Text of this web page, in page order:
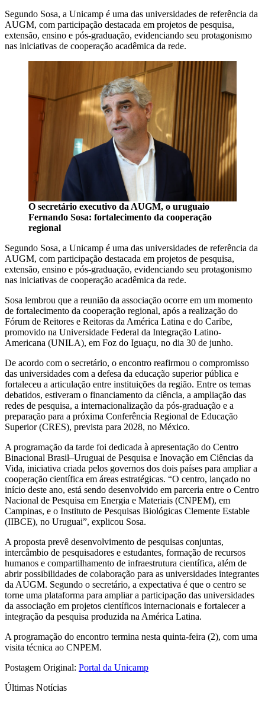
Segundo Sosa, a Unicamp é uma das universidades de referência da
AUGM, com participação destacada em projetos de pesquisa,
extensão, ensino e pós-graduação, evidenciando seu protagonismo
nas iniciativas de cooperação acadêmica da rede.
O secretário executivo da AUGM, o uruguaio
Fernando Sosa: fortalecimento da cooperação
regional
Segundo Sosa, a Unicamp é uma das universidades de referência da
AUGM, com participação destacada em projetos de pesquisa,
extensão, ensino e pós-graduação, evidenciando seu protagonismo
nas iniciativas de cooperação acadêmica da rede.
Sosa lembrou que a reunião da associação ocorre em um momento
de fortalecimento da cooperação regional, após a realização do
Fórum de Reitores e Reitoras da América Latina e do Caribe,
promovido na Universidade Federal da Integração Latino-
Americana (UNILA), em Foz do Iguaçu, no dia 30 de junho.
De acordo com o secretário, o encontro reafirmou o compromisso
das universidades com a defesa da educação superior pública e
fortaleceu a articulação entre instituições da região. Entre os temas
debatidos, estiveram o financiamento da ciência, a ampliação das
redes de pesquisa, a internacionalização da pós-graduação e a
preparação para a próxima Conferência Regional de Educação
Superior (CRES), prevista para 2028, no México.
A programação da tarde foi dedicada à apresentação do Centro
Binacional Brasil–Uruguai de Pesquisa e Inovação em Ciências da
Vida, iniciativa criada pelos governos dos dois países para ampliar a
cooperação científica em áreas estratégicas. “O centro, lançado no
início deste ano, está sendo desenvolvido em parceria entre o Centro
Nacional de Pesquisa em Energia e Materiais (CNPEM), em
Campinas, e o Instituto de Pesquisas Biológicas Clemente Estable
(IIBCE), no Uruguai”, explicou Sosa.
A proposta prevê desenvolvimento de pesquisas conjuntas,
intercâmbio de pesquisadores e estudantes, formação de recursos
humanos e compartilhamento de infraestrutura científica, além de
abrir possibilidades de colaboração para as universidades integrantes
da AUGM. Segundo o secretário, a expectativa é que o centro se
torne uma plataforma para ampliar a participação das universidades
da associação em projetos científicos internacionais e fortalecer a
integração da pesquisa produzida na América Latina.
A programação do encontro termina nesta quinta-feira (2), com uma
visita técnica ao CNPEM.
Postagem Original: Portal da Unicamp
Últimas Notícias